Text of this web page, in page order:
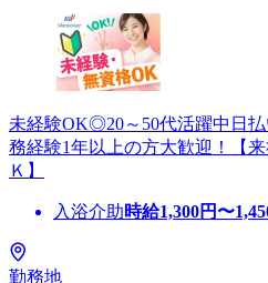
未経験OK◎20～50代活躍中日
務経験1年以上の方大歓迎！【
Ｋ】
入浴介助時給1,300円〜
勤務地